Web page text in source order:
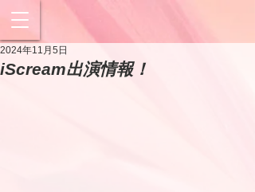
iScream出演情報！
2024年11月5日